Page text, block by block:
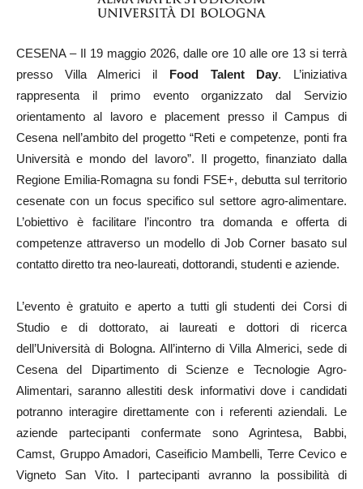
CESENA – Il 19 maggio 2026, dalle ore 10 alle ore 13 si terrà
presso Villa Almerici il Food Talent Day. L’iniziativa
rappresenta il primo evento organizzato dal Servizio
orientamento al lavoro e placement presso il Campus di
Cesena nell’ambito del progetto “Reti e competenze, ponti fra
Università e mondo del lavoro”. Il progetto, finanziato dalla
Regione Emilia-Romagna su fondi FSE+, debutta sul territorio
cesenate con un focus specifico sul settore agro-alimentare.
L’obiettivo è facilitare l’incontro tra domanda e offerta di
competenze attraverso un modello di Job Corner basato sul
contatto diretto tra neo-laureati, dottorandi, studenti e aziende.
L’evento è gratuito e aperto a tutti gli studenti dei Corsi di
Studio e di dottorato, ai laureati e dottori di ricerca
dell’Università di Bologna. All’interno di Villa Almerici, sede di
Cesena del Dipartimento di Scienze e Tecnologie Agro-
Alimentari, saranno allestiti desk informativi dove i candidati
potranno interagire direttamente con i referenti aziendali. Le
aziende partecipanti confermate sono Agrintesa, Babbi,
Camst, Gruppo Amadori, Caseificio Mambelli, Terre Cevico e
Vigneto San Vito. I partecipanti avranno la possibilità di